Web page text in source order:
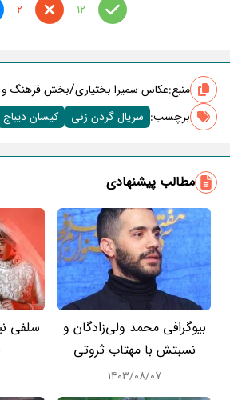
12
2
منبع:عکاس سمیرا بختیاری/بخش فرهنگ و
برچسب‌: سریال گردن زنی کیسان دیباج
مطالب پیشنهادی
بیوگرافی محمد ولی‌زادگان و
نسبتش با مهتاب ثروتی
۱۴۰۳/۰۸/۰۷
سلفی